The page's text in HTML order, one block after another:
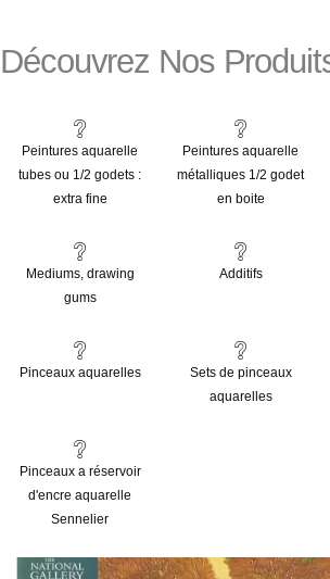
Découvrez Nos
Peintures aquarelle
tubes ou 1/2 godets :
extra fine
Peintures aquarelle
métalliques 1/2 godet
en boite
Mediums, drawing
gums
Additifs
Pinceaux aquarelles
Sets de pinceaux
aquarelles
Pinceaux a réservoir
d'encre aquarelle
Sennelier